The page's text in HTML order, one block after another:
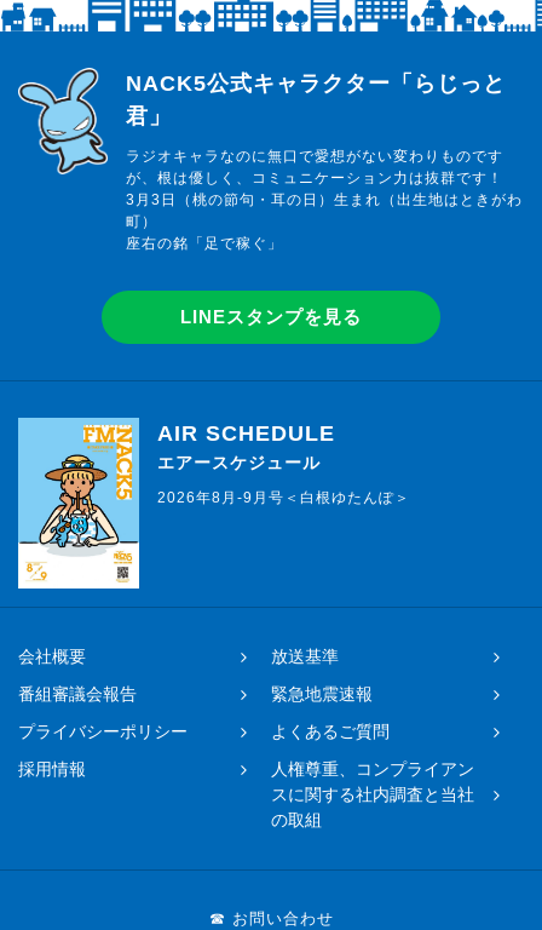
らじっと君
NACK5公式キャラクター「らじっと
君」
ラジオキャラなのに無口で愛想がない変わりものです
が、根は優しく、コミュニケーション力は抜群です！
3月3日（桃の節句・耳の日）生まれ（出生地はときがわ
町）
座右の銘「足で稼ぐ」
LINEスタンプを見る
AIR SCHEDULE
エアースケジュール
2026年8月-9月号＜白根ゆたんぽ＞
会社概要
放送基準
番組審議会報告
緊急地震速報
プライバシーポリシー
よくあるご質問
採用情報
人権尊重、コンプライアン
スに関する社内調査と当社
の取組
☎ お問い合わせ